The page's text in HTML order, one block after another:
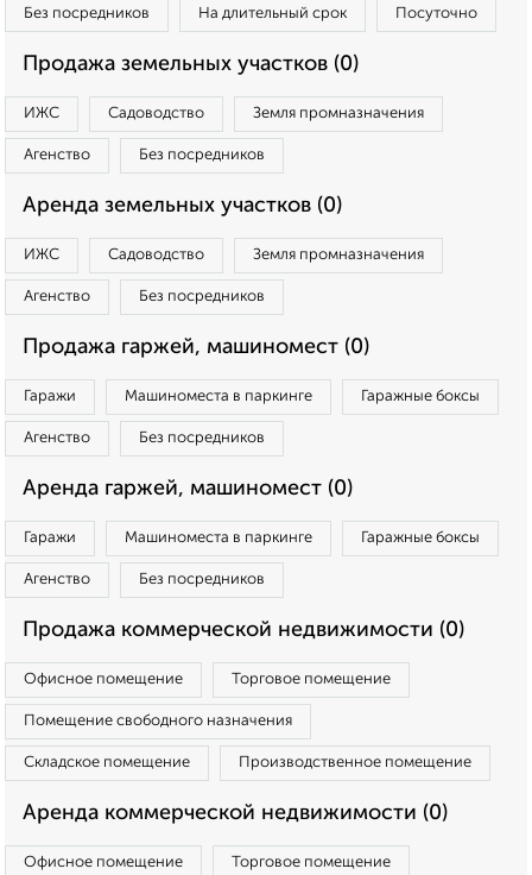
Без посредников На длительный срок Посуточно
Продажа земельных участков (0)
ИЖС Садоводство Земля промназначения
Агенство Без посредников
Аренда земельных участков (0)
ИЖС Садоводство Земля промназначения
Агенство Без посредников
Продажа гаржей, машиномест (0)
Гаражи Машиноместа в паркинге Гаражные боксы
Агенство Без посредников
Аренда гаржей, машиномест (0)
Гаражи Машиноместа в паркинге Гаражные боксы
Агенство Без посредников
Продажа коммерческой недвижимости (0)
Офисное помещение Торговое помещение
Помещение свободного назначения
Складское помещение Производственное помещение
Аренда коммерческой недвижимости (0)
Офисное помещение Торговое помещение